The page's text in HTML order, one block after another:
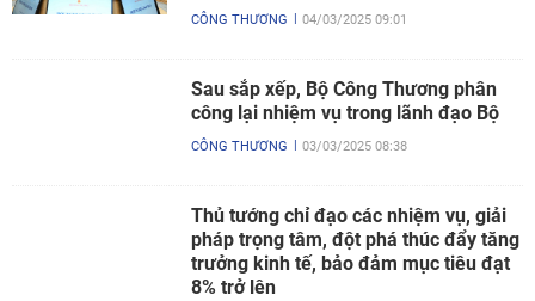
CÔNG THƯƠNG 04/03/2025 09:01
Sau sắp xếp, Bộ Công Thương phân
công lại nhiệm vụ trong lãnh đạo Bộ
CÔNG THƯƠNG 03/03/2025 08:38
Thủ tướng chỉ đạo các nhiệm vụ, giải
pháp trọng tâm, đột phá thúc đẩy tăng
trưởng kinh tế, bảo đảm mục tiêu đạt
8% trở lên